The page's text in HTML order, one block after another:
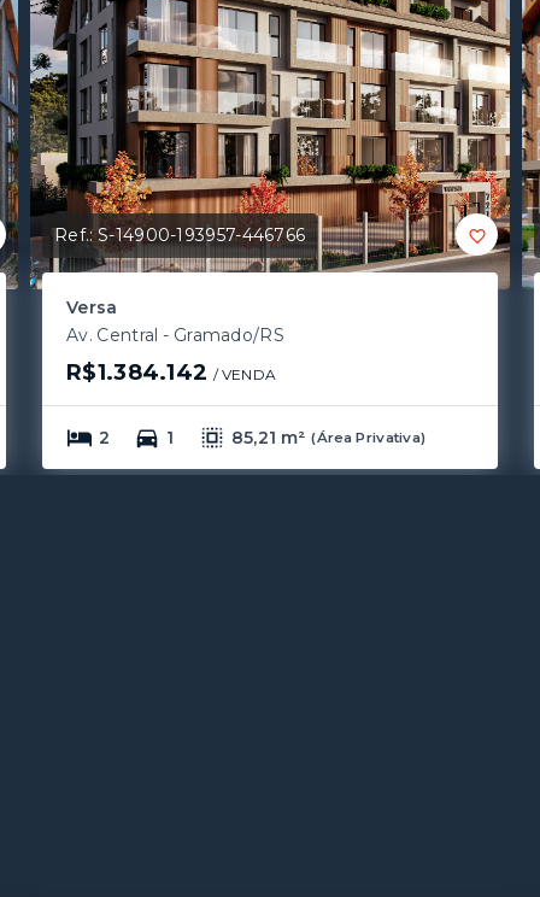
Ref.:S-14900-193957-446766
Versa
Av. Central - Gramado/RS
R$1.384.142 / VENDA
2 1 85,21 m² (Área Privativa)